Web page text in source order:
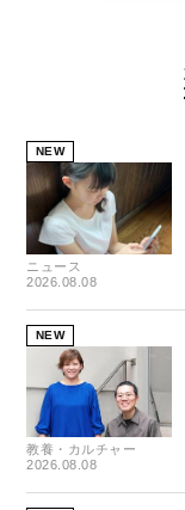
NEW
ニュース
2026.08.08
NEW
教養・カルチャー
2026.08.08